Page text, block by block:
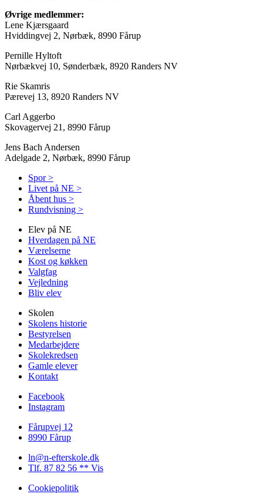
Øvrige medlemmer:
Lene Kjærsgaard
Hviddingvej 2, Nørbæk, 8990 Fårup
Pernille Hyltoft
Nørbækvej 10, Sønderbæk, 8920 Randers NV
Rie Skamris
Pærevej 13, 8920 Randers NV
Carl Aggerbo
Skovagervej 21, 8990 Fårup
Jens Bach Andersen
Adelgade 2, Nørbæk, 8990 Fårup
Spor >
Livet på NE >
Åbent hus >
Rundvisning >
Elev på NE
Hverdagen på NE
Værelserne
Kost og køkken
Valgfag
Vejledning
Bliv elev
Skolen
Skolens historie
Bestyrelsen
Medarbejdere
Skolekredsen
Gamle elever
Kontakt
Facebook
Instagram
Fårupvej 12
8990 Fårup
ln@n-efterskole.dk
Tlf. 87 82 56 ** Vis
Cookiepolitik